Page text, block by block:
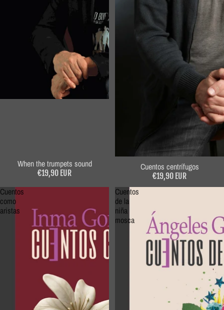
When the trumpets sound
€19,90 EUR
Cuentos centrífugos
€19,90 EUR
Cuentos
como
aristas
Cuentos
de la
niña
mosca